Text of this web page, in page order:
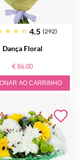
4.5 (292)
Dança Floral
€ 86.00
AO CARRINHO